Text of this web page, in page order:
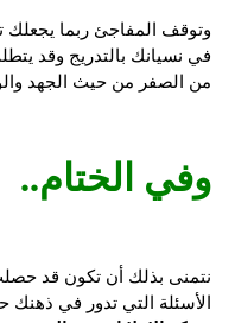
وتوقف المفاجئ ربما يجعلك
في نسيانك بالتدريج وقد
من الصفر من حيث الجهد
وفي الختام..
نتمنى بذلك أن تكون قد
الأسئلة التي تدور في ذهنك حول